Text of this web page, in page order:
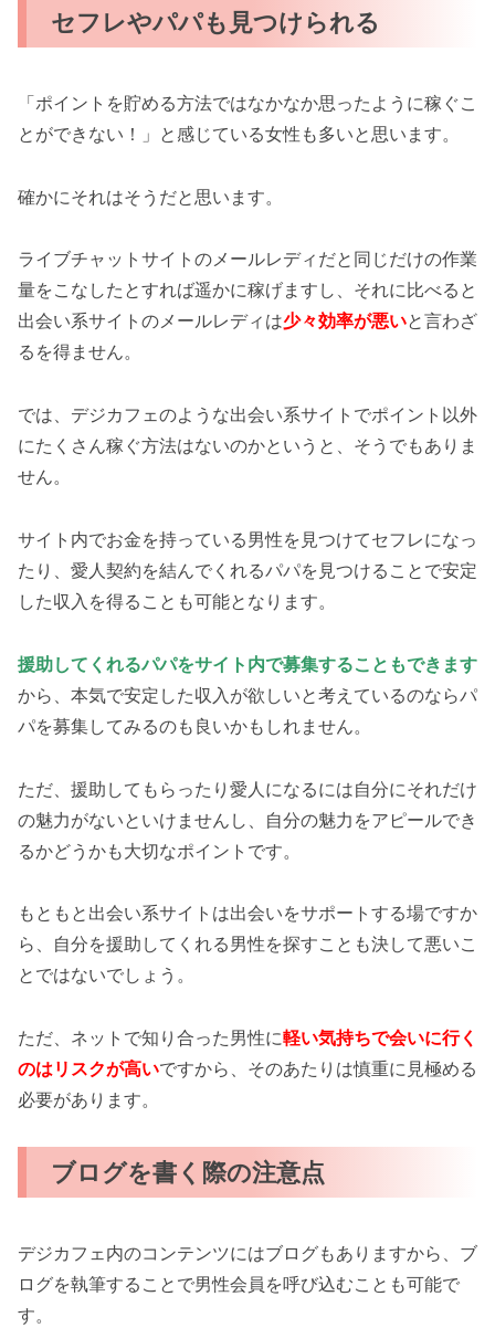
セフレやパパも見つけられる
「ポイントを貯める方法ではなかなか思ったように稼ぐこ
とができない！」と感じている女性も多いと思います。
確かにそれはそうだと思います。
ライブチャットサイトのメールレディだと同じだけの作業
量をこなしたとすれば遥かに稼げますし、それに比べると
出会い系サイトのメールレディは少々効率が悪いと言わざ
るを得ません。
では、デジカフェのような出会い系サイトでポイント以外
にたくさん稼ぐ方法はないのかというと、そうでもありま
せん。
サイト内でお金を持っている男性を見つけてセフレになっ
たり、愛人契約を結んでくれるパパを見つけることで安定
した収入を得ることも可能となります。
援助してくれるパパをサイト内で募集することもできます
から、本気で安定した収入が欲しいと考えているのならパ
パを募集してみるのも良いかもしれません。
ただ、援助してもらったり愛人になるには自分にそれだけ
の魅力がないといけませんし、自分の魅力をアピールでき
るかどうかも大切なポイントです。
もともと出会い系サイトは出会いをサポートする場ですか
ら、自分を援助してくれる男性を探すことも決して悪いこ
とではないでしょう。
ただ、ネットで知り合った男性に軽い気持ちで会いに行く
のはリスクが高いですから、そのあたりは慎重に見極める
必要があります。
ブログを書く際の注意点
デジカフェ内のコンテンツにはブログもありますから、ブ
ログを執筆することで男性会員を呼び込むことも可能で
す。